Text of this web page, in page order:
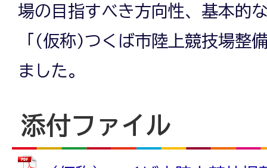
場の目指すべき方向性、基本的
「(仮称)つくば市陸上競技場整
ました。
添付ファイル